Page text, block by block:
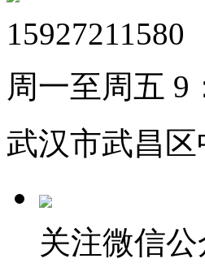
15927211580
周一至周五 9
武汉市武昌区
关注微信